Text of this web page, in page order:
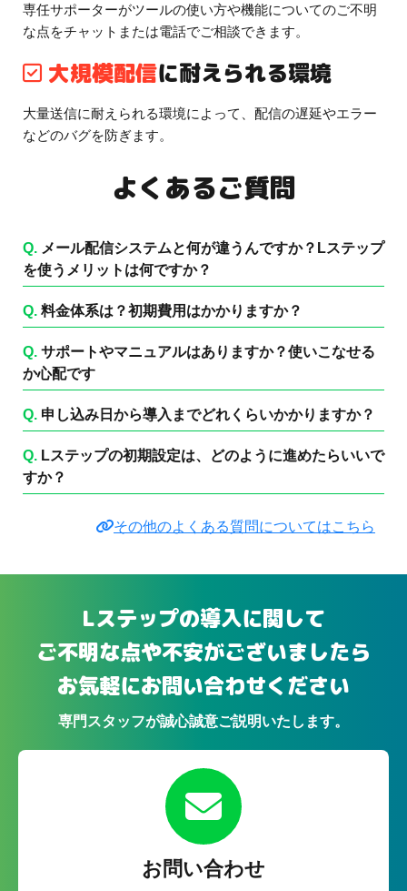
専任サポーターがツールの使い方や機能についてのご不明
な点をチャットまたは電話でご相談できます。
大規模配信に耐えられる環境
大量送信に耐えられる環境によって、配信の遅延やエラー
などのバグを防ぎます。
よくあるご質問
Q. メール配信システムと何が違うんですか？Lステップ
を使うメリットは何ですか？
Q. 料金体系は？初期費用はかかりますか？
Q. サポートやマニュアルはありますか？使いこなせる
か心配です
Q. 申し込み日から導入までどれくらいかかりますか？
Q. Lステップの初期設定は、どのように進めたらいいで
すか？
その他のよくある質問についてはこちら
Lステップの導入に関して
ご不明な点や不安がございましたら
お気軽にお問い合わせください
専門スタッフが誠心誠意ご説明いたします。
お問い合わせ